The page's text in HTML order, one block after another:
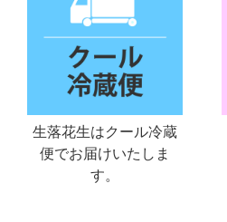
生落花生はクール冷蔵
便でお届けいたしま
す。